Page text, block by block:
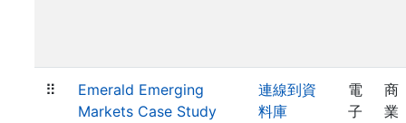
⠿
Emerald Emerging
Markets Case Study
連線到資
料庫
電
子
商
業